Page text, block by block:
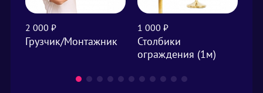
2 000 ₽
Грузчик/Монтажник
1 000 ₽
Столбики
ограждения (1м)